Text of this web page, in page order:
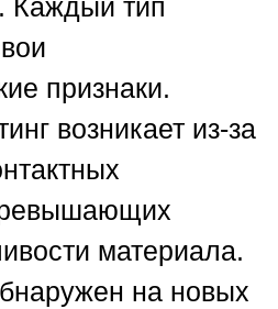
Каждый тип
признаки.
возникает из-за
материала.
на новых